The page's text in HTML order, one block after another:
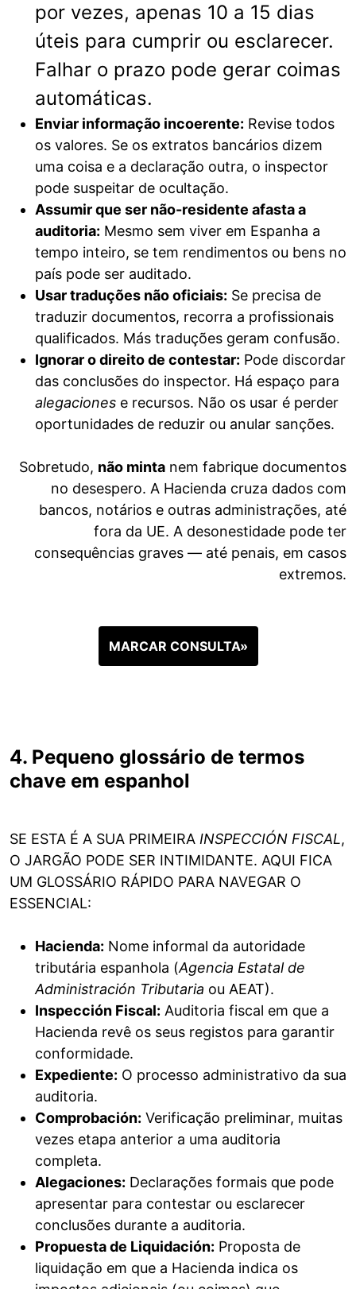
por vezes, apenas 10 a 15 dias
úteis para cumprir ou esclarecer.
Falhar o prazo pode gerar coimas
automáticas.
Enviar informação incoerente: Revise todos
os valores. Se os extratos bancários dizem
uma coisa e a declaração outra, o inspector
pode suspeitar de ocultação.
Assumir que ser não-residente afasta a
auditoria: Mesmo sem viver em Espanha a
tempo inteiro, se tem rendimentos ou bens no
país pode ser auditado.
Usar traduções não oficiais: Se precisa de
traduzir documentos, recorra a profissionais
qualificados. Más traduções geram confusão.
Ignorar o direito de contestar: Pode discordar
das conclusões do inspector. Há espaço para
alegaciones e recursos. Não os usar é perder
oportunidades de reduzir ou anular sanções.
Sobretudo, não minta nem fabrique documentos
no desespero. A Hacienda cruza dados com
bancos, notários e outras administrações, até
fora da UE. A desonestidade pode ter
consequências graves — até penais, em casos
extremos.
MARCAR CONSULTA»
4. Pequeno glossário de termos
chave em espanhol
SE ESTA É A SUA PRIMEIRA INSPECCIÓN FISCAL,
O JARGÃO PODE SER INTIMIDANTE. AQUI FICA
UM GLOSSÁRIO RÁPIDO PARA NAVEGAR O
ESSENCIAL:
Hacienda: Nome informal da autoridade
tributária espanhola (Agencia Estatal de
Administración Tributaria ou AEAT).
Inspección Fiscal: Auditoria fiscal em que a
Hacienda revê os seus registos para garantir
conformidade.
Expediente: O processo administrativo da sua
auditoria.
Comprobación: Verificação preliminar, muitas
vezes etapa anterior a uma auditoria
completa.
Alegaciones: Declarações formais que pode
apresentar para contestar ou esclarecer
conclusões durante a auditoria.
Propuesta de Liquidación: Proposta de
liquidação em que a Hacienda indica os